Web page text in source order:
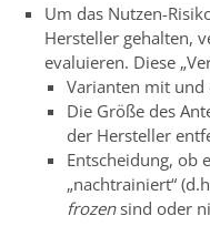
Um das Nutzen-
Hersteller gehalten,
evaluieren. Diese
Varianten mit
Die Größe des
der Hersteller
Entscheidung, ob
„nachtrainiert“
frozensind oder